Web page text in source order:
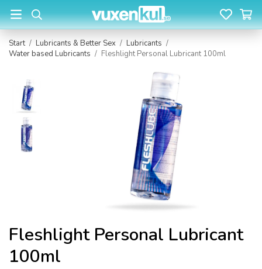
Start / Lubricants & Better Sex / Lubricants /
Water based Lubricants / Fleshlight Personal Lubricant 100ml
Fleshlight Personal Lubricant
100ml